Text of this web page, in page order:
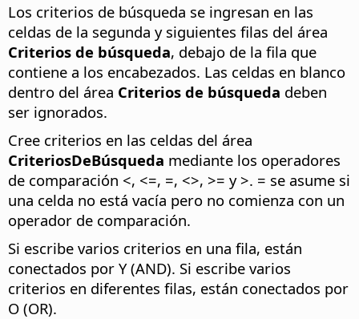
Los criterios de búsqueda se ingresan en las
celdas de la segunda y siguientes filas del área
Criterios de búsqueda, debajo de la fila que
contiene a los encabezados. Las celdas en blanco
dentro del área Criterios de búsqueda deben
ser ignorados.
Cree criterios en las celdas del área
CriteriosDeBúsqueda mediante los operadores
de comparación <, <=, =, <>, >= y >. = se asume si
una celda no está vacía pero no comienza con un
operador de comparación.
Si escribe varios criterios en una fila, están
conectados por Y (AND). Si escribe varios
criterios en diferentes filas, están conectados por
O (OR).